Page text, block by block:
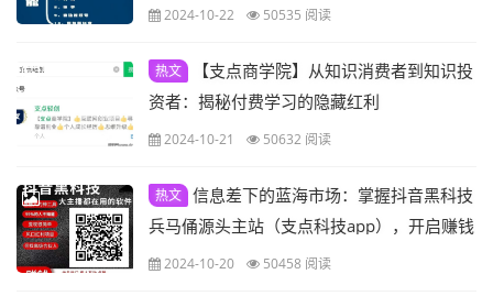
2024-10-22 50535 阅读
热文
【支点商学院】从知识消费者到知识投
资者：揭秘付费学习的隐藏红利
2024-10-21 50632 阅读
热文 信息差下的蓝海市场：掌握抖音黑科技
兵马俑源头主站（支点科技app），开启赚钱
新模式
2024-10-20 50458 阅读